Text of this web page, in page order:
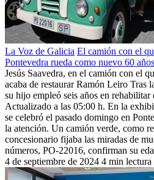
La Voz de Galicia El camión con el
Pontevedra rueda como nuevo 60
Jesús Saavedra, en el camión con el
acaba de restaurar Ramón Leiro Tras
su hijo empleó seis años en
Actualizado a las 05:00 h. En la
se celebró el pasado domingo en
la atención. Un camión verde, como
concesionario fijaba las miradas de
números, PO-22016, confirman su
4 de septiembre de 2024 4 min lectura